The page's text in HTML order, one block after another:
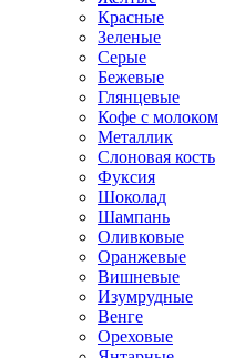
Красные
Зеленые
Серые
Бежевые
Глянцевые
Кофе с молоком
Металлик
Слоновая кость
Фуксия
Шоколад
Шампань
Оливковые
Оранжевые
Вишневые
Изумрудные
Венге
Ореховые